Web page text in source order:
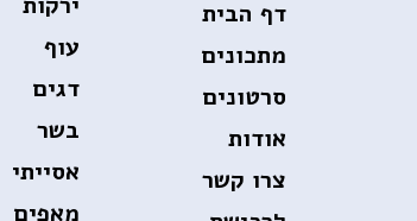
דף הבית
מתכונים
סרטונים
אודות
צרו קשר
עוף
דגים
בשר
אסייתי
מאפים